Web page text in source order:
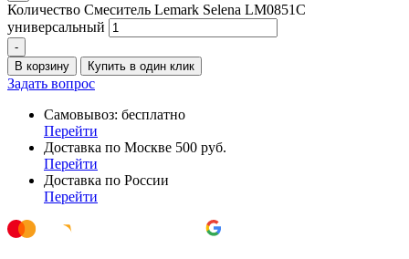
Количество Смеситель Lemark Selena LM0851С
универсальный
-
В корзину
Купить в один клик
Задать вопрос
Самовывоз: бесплатно
Перейти
Доставка по Москве 500 руб.
Перейти
Доставка по России
Перейти